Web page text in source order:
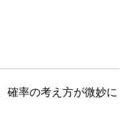
確率の考え方が微妙に